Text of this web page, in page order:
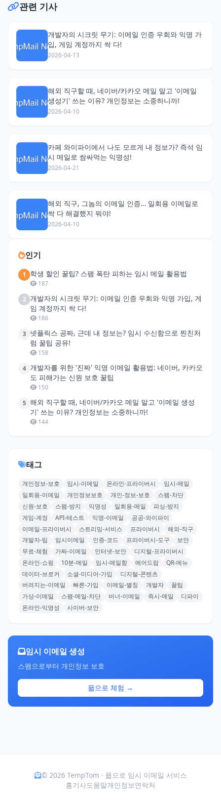
관련 기사
개발자의 시크릿 무기: 이메일 인증 우회와 익명 가
입, 게임 계정까지 싹 다!
2026-04-13
해외 직구할 때, 네이버/카카오 메일 말고 '이메일
생성기' 쓰는 이유? 개인정보는 소중하니까!
2026-04-10
카페 와이파이에서 나도 모르게 내 정보가? 즉석 임
시 메일로 쌈싸먹는 익명성!
2026-04-21
해외 직구, 그놈의 이메일 인증… 일회용 이메일로
싹 다 해결했지 뭐야!
2026-04-10
인기
1 학생 할인 꿀팁? 스팸 폭탄 피하는 임시 메일 활용법
187
2 개발자의 시크릿 무기: 이메일 인증 우회와 익명 가입, 게
임 계정까지 싹 다!
186
3 넷플릭스 공짜, 근데 내 정보는? 임시 수신함으로 찐친처
럼 꿀팁 공유!
158
4 개발자를 위한 '진짜' 익명 이메일 활용법: 네이버, 카카오
도 피해가는 신원 보호 꿀팁
150
5 해외 직구할 때, 네이버/카카오 메일 말고 '이메일 생성
기' 쓰는 이유? 개인정보는 소중하니까!
144
태그
개인정보-보호 임시-이메일 온라인-프라이버시
임시-메일
일회용-이메일
개인정보보호 개인-정보-보호
스팸-차단
신원-보호
스팸-방지 익명성 일회용-메일
피싱-방지
게임-계정
API-테스트 익명-이메일
공공-와이파이
이메일-프라이버시
스트리밍-서비스 프라이버시
해외-직구
개발자-팁
임시이메일 인증-코드 프라이버시-도구
보안
무료-체험
가짜-이메일 인터넷-보안
디지털-프라이버시
온라인-쇼핑
10분-메일 임시-메일함 에어드랍
QR-메뉴
데이터-브로커
소셜-미디어-가입
디지털-콘텐츠
버려지는-이메일
빠른-가입 이메일-별칭 개발자
꿀팁
가상-이메일
스팸-메일-차단 버너-이메일 즉시-메일
디파이
온라인-익명성
사이버-보안
임시 이메일 생성
스팸으로부터 개인정보 보호
묣으로 체험 →
© 2026 TempTom · 묣으로 임시 이메일 서비스
홈기사도움말개인정보연락처